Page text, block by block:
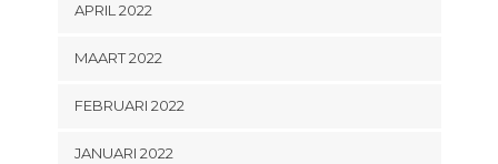
APRIL 2022
MAART 2022
FEBRUARI 2022
JANUARI 2022